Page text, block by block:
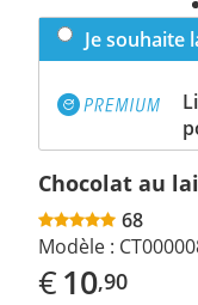
Je souhaite
Chocolat au
68
Modèle :
€10,90